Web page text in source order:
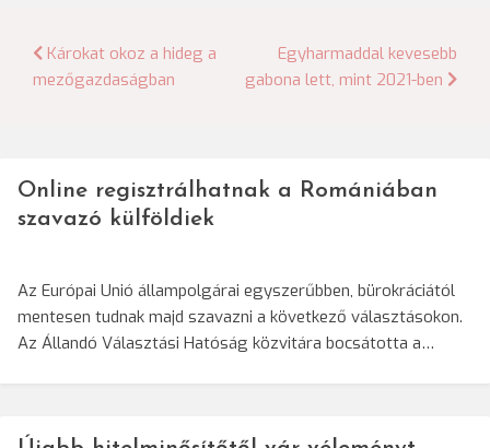
Bejegyzés
navigáció
Károkat okoz a hideg a
mezőgazdaságban
Egyharmaddal kevesebb
gabona lett, mint 2021-ben
Online regisztrálhatnak a Romániában
szavazó külföldiek
Az Európai Unió állampolgárai egyszerűbben, bürokráciától
mentesen tudnak majd szavazni a következő választásokon.
Az Állandó Választási Hatóság közvitára bocsátotta a…